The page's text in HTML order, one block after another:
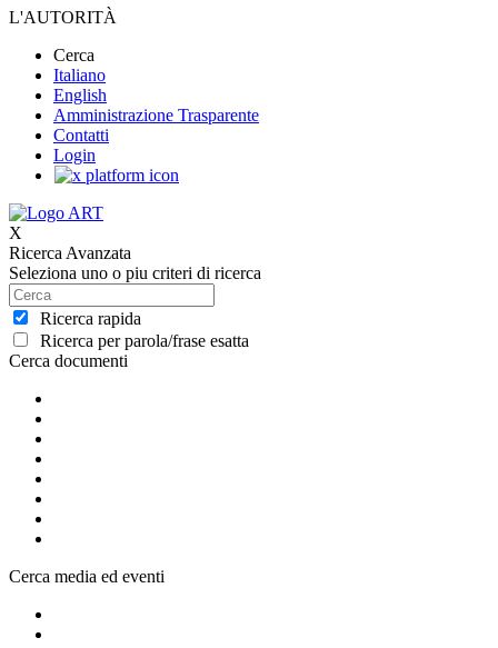
L'AUTORITÀ
Cerca
Italiano
English
Amministrazione Trasparente
Contatti
Login
X
Ricerca Avanzata
Seleziona uno o piu criteri di ricerca
Ricerca rapida
Ricerca per parola/frase esatta
Cerca documenti
Cerca media ed eventi